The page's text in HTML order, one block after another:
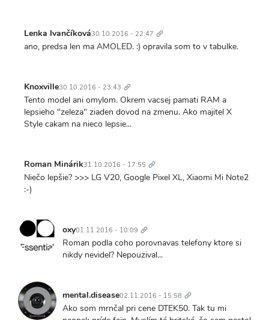
Lenka Ivančíková30.10.2016 - 22:47 odkaz
ano, predsa len ma AMOLED. :) opravila som to v tabulke.
Knoxville30.10.2016 - 23:43 odkaz
Tento model ani omylom. Okrem vacsej pamati RAM a
lepsieho "zeleza" ziaden dovod na zmenu. Ako majitel X
Style cakam na nieco lepsie...
Roman Minárik31.10.2016 - 17:55 odkaz
Niečo lepšie? >>> LG V20, Google Pixel XL, Xiaomi Mi Note2
:-)
oxy01.11.2016 - 10:09 odkaz
Roman podla coho porovnavas telefony ktore si
nikdy nevidel? Nepouzival...
mental.disease02.11.2016 - 15:58 odkaz
Ako som mrnčal pri cene DTEK50. Tak tu mi